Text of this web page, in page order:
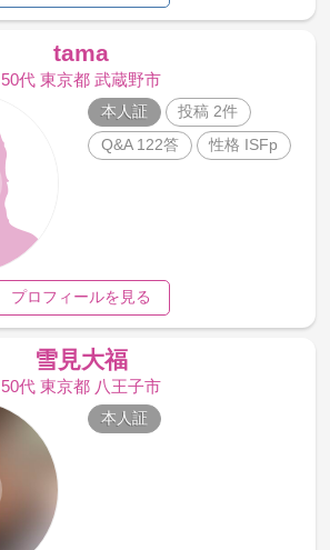
tama
50代 東京都 武蔵野市
本人証
投稿 2件
Q&A 122答
性格 ISFp
プロフィールを見る
雪見大福
50代 東京都 八王子市
本人証